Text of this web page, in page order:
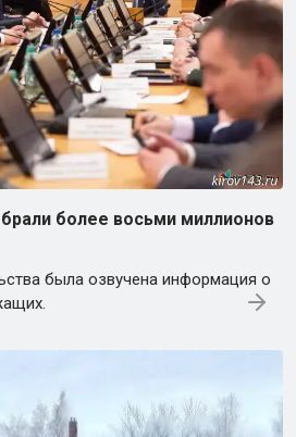
более восьми миллионов
была озвучена информация о